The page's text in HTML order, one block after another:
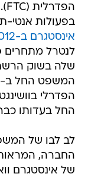
בפעולות אנטי-
אינסטגרם ב-2012
לנטרל מתחרים
שלה בשוק
הפדרלי
החל בעדותו
לב לבו של
החברה,
של אינסטגרם